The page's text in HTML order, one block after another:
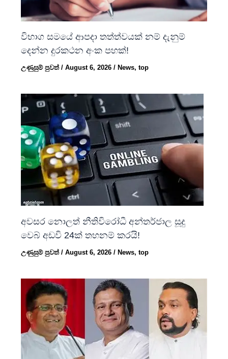
විභාග සමයේ ආපදා තත්ත්වයක් නම් දැනුම්
දෙන්න දුරකථන අංක පහක්!
උණුසුම් පුවත්/August 6, 2026/ News,top
අවසර නොලත් නීතිවිරෝධී අන්තර්ජාල සූදු
වෙබ් අඩවි 24ක් තහනම් කරයි!
උණුසුම් පුවත්/August 6, 2026/News,top